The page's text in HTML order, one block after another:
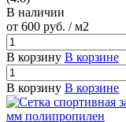
В наличии
от 600 руб. / м2
В корзину В корзине
В корзину В корзине